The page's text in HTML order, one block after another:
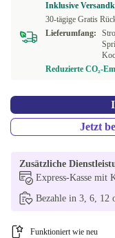
Inklusive
30-tägige Gratis
Lieferumfang:
Reduzierte CO₂-
Jetzt
Zusätzliche
Express-Kasse mit
Bezahle in 3, 6, 12
Funktioniert wie neu